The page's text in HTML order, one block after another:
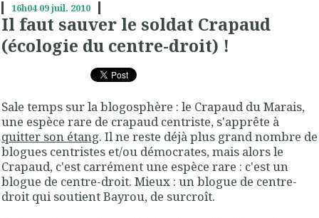
16h04 09juil. 2010
Il faut sauver le soldat Crapaud
(écologie du centre-droit) !
Sale temps sur la blogosphère : le Crapaud du Marais,
une espèce rare de crapaud centriste, s'apprête à
quitter son étang. Il ne reste déjà plus grand nombre de
blogues centristes et/ou démocrates, mais alors le
Crapaud, c'est carrément une espèce rare : c'est un
blogue de centre-droit. Mieux : un blogue de centre-
droit qui soutient Bayrou, de surcroît.